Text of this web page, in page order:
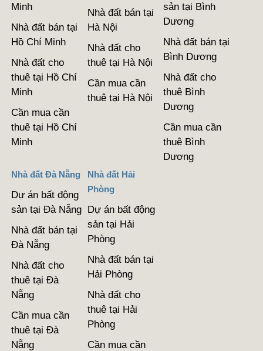
Minh
Nhà đất bán tại
Hồ Chí Minh
Nhà đất cho
thuê tại Hồ Chí
Minh
Cần mua cần
thuê tại Hồ Chí
Minh
Nhà đất bán tại
Hà Nội
Nhà đất cho
thuê tại Hà Nội
Cần mua cần
thuê tại Hà Nội
sản tại Bình
Dương
Nhà đất bán tại
Bình Dương
Nhà đất cho
thuê Bình
Dương
Cần mua cần
thuê Bình
Dương
Nhà đất Đà Nẵng
Dự án bất động
sản tại Đà Nẵng
Nhà đất bán tại
Đà Nẵng
Nhà đất cho
thuê tại Đà
Nẵng
Cần mua cần
thuê tại Đà
Nẵng
Nhà đất Hải
Phòng
Dự án bất động
sản tại Hải
Phòng
Nhà đất bán tại
Hải Phòng
Nhà đất cho
thuê tại Hải
Phòng
Cần mua cần